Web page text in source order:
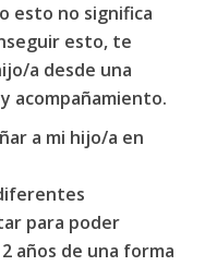
esto no significa
esto, te
a desde una
acompañamiento.
a mi hijo/a en
para poder
años de una forma